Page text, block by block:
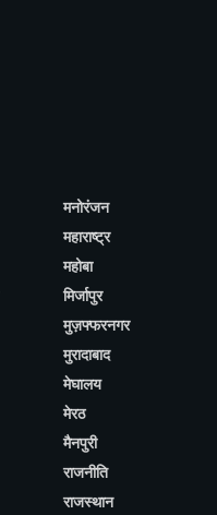
मनोरंजन
महाराष्ट्र
महोबा
मिर्जापुर
मुज़फ्फरनगर
मुरादाबाद
मेघालय
मेरठ
मैनपुरी
राजनीति
राजस्थान